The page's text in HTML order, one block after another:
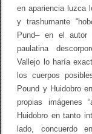
en apariencia luzca
y trashumante
Pund– en el autor
paulatina
Vallejo lo haría
los cuerpos
Pound y Huidobro
propias imágenes
Huidobro en tanto
lado, concuerdo